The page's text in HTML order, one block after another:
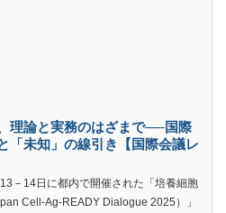
理論と実務のはざまで──国際
「未知」の線引き【国際会議レ
－14日に都内で開催された「培養細胞
Cell-Ag-READY Dialogue 2025）」